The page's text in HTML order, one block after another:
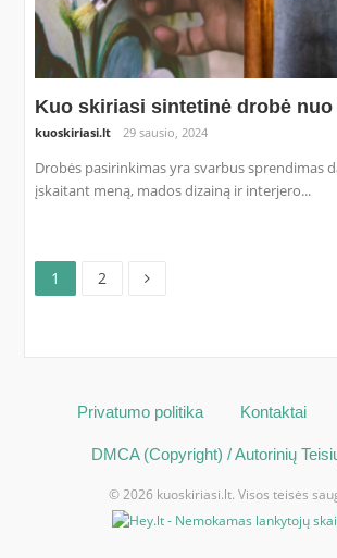
Kuo skiriasi sintetinė drobė
kuoskiriasi.lt 29 sausio, 2024
Drobės pasirinkimas yra svarbus sprendimas
įskaitant meną, mados dizainą ir interjero...
Įrašų
Puslapis
1 2
Privatumo politika Kontaktai
DMCA (Copyright) / Autorinių
© 2026 kuoskiriasi.lt. Visos teisės